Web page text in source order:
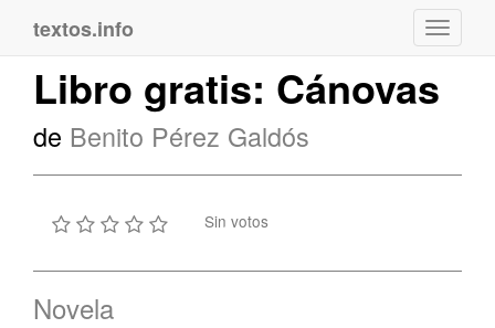
textos.info
Libro gratis: Cánovas
de Benito Pérez Galdós
Sin votos
Novela